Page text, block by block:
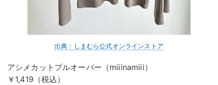
出典：しまむら公式オンラインストア
アシメカットプルオーバー（miiinamiii）
￥1,419（税込）